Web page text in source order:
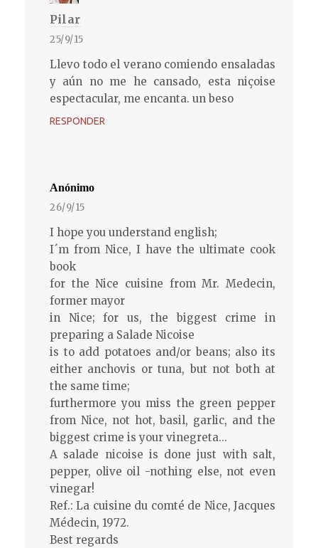
Pilar
25/9/15
Llevo todo el verano comiendo ensaladas
y aún no me he cansado, esta niçoise
espectacular, me encanta. un beso
RESPONDER
Anónimo
26/9/15
I hope you understand english;
I´m from Nice, I have the ultimate cook
book
for the Nice cuisine from Mr. Medecin,
former mayor
in Nice; for us, the biggest crime in
preparing a Salade Nicoise
is to add potatoes and/or beans; also its
either anchovis or tuna, but not both at
the same time;
furthermore you miss the green pepper
from Nice, not hot, basil, garlic, and the
biggest crime is your vinegreta...
A salade nicoise is done just with salt,
pepper, olive oil -nothing else, not even
vinegar!
Ref.: La cuisine du comté de Nice, Jacques
Médecin, 1972.
Best regards